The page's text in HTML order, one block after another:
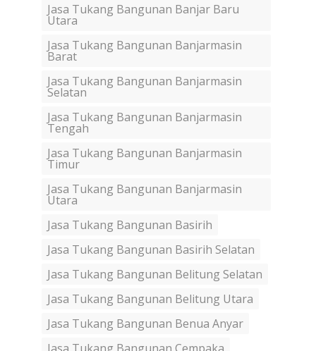
Jasa Tukang Bangunan Banjar Baru
Utara
Jasa Tukang Bangunan Banjarmasin
Barat
Jasa Tukang Bangunan Banjarmasin
Selatan
Jasa Tukang Bangunan Banjarmasin
Tengah
Jasa Tukang Bangunan Banjarmasin
Timur
Jasa Tukang Bangunan Banjarmasin
Utara
Jasa Tukang Bangunan Basirih
Jasa Tukang Bangunan Basirih Selatan
Jasa Tukang Bangunan Belitung Selatan
Jasa Tukang Bangunan Belitung Utara
Jasa Tukang Bangunan Benua Anyar